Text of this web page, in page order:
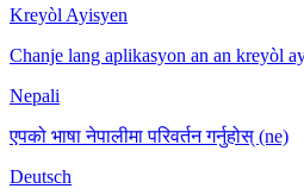
Kreyòl Ayisyen
Chanje lang aplikasyon an an kreyòl
Nepali
एपको भाषा नेपालीमा परिवर्तन गर्नुहोस् (ne)
Deutsch